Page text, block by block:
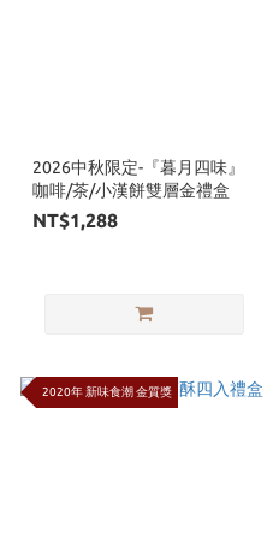
2026中秋限定-『暮月四味』
咖啡/茶/小漢餅雙層金禮盒
NT$1,288
2020年 新味食潮 金質獎